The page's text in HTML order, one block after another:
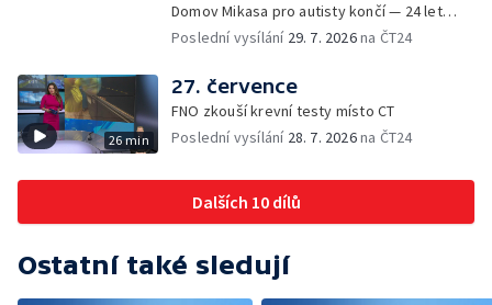
Domov Mikasa pro autisty končí — 24 let
vězení za zapálení ženy — Kybernetický
Gorol se chystá na festival — Nová
cyklostezka až na Slovensko — AI pomáhá
při endoskopii — Výběr ze sociálních sítí ČT
— Zemřela baletka Vlasta Pavelcová —
Jičíně
Poslední vysílání 29. 7. 2026na ČT24
26 min
27. července
FNO zkouší krevní testy místo CT
Poslední vysílání 28. 7. 2026na ČT24
Dalších 10 dílů
Ostatní také sledují